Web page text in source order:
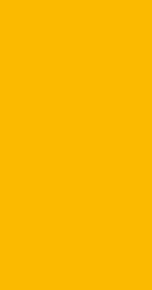
Biovärme